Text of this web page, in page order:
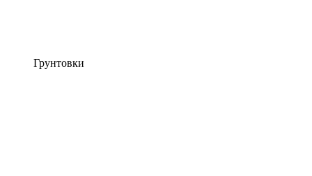
Грунтовки